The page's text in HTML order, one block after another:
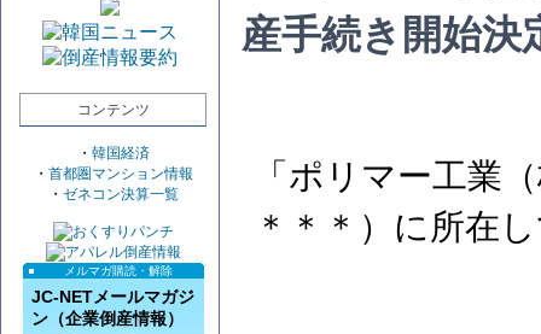
コンテンツ
・ 韓国経済
・ 首都圏マンション情報
・ ゼネコン決算一覧
メルマガ購読・解除
JC-NETメールマガジ
ン（企業倒産情報）
産手続き開始決
「ポリマー工業
＊＊＊）に所在